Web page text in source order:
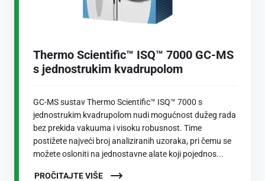
Thermo Scientific™ ISQ™ 7000 GC-MS
s jednostrukim kvadrupolom
GC-MS sustav Thermo Scientific™ ISQ™ 7000 s
jednostrukim kvadrupolom nudi mogućnost dužeg rada
bez prekida vakuuma i visoku robusnost. Time
postižete najveći broj analiziranih uzoraka, pri čemu se
možete osloniti na jednostavne alate koji pojednos...
PROČITAJTE VIŠE